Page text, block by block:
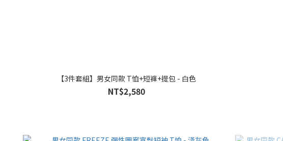
【3件套組】男女同款 T恤+短褲+提包 - 白色
NT$2,580